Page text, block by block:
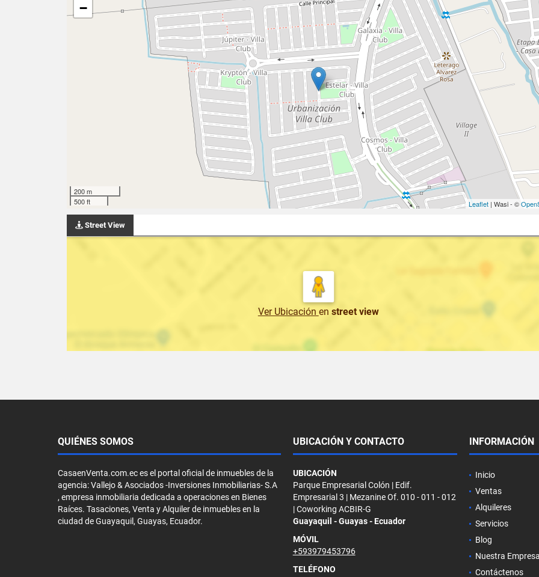
−
200 m
500 ft
Leaflet| Wasi - ©
Street View
Ver Ubicación en street view
QUIÉNES SOMOS
CasaenVenta.com.ec es el portal oficial de inmuebles de la
agencia: Vallejo & Asociados -Inversiones Inmobiliarias- S.A
, empresa inmobiliaria dedicada a operaciones en Bienes
Raíces. Tasaciones, Venta y Alquiler de inmuebles en la
ciudad de Guayaquil, Guayas, Ecuador.
UBICACIÓN Y CONTACTO
UBICACIÓN
Parque Empresarial Colón | Edif.
Empresarial 3 | Mezanine Of. 010 - 011 - 012
| Coworking ACBIR-G
Guayaquil - Guayas - Ecuador
MÓVIL
+593979453796
TELÉFONO
INFORMACIÓN
Inicio
Ventas
Alquileres
Servicios
Blog
Nuestra
Contáctenos